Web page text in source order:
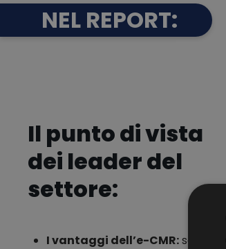
NEL REPORT:
Il punto di vista
dei leader del
settore:
I vantaggi dell’e-CMR:scopri